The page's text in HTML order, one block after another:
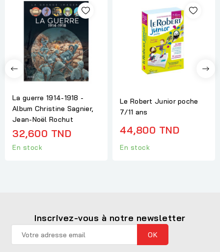
La guerre 1914-1918 -
Album Christine Sagnier,
Jean-Noël Rochut
32,600 TND
En stock
Le Robert Junior poche
7/11 ans
44,800 TND
En stock
Inscrivez-vous à notre newsletter